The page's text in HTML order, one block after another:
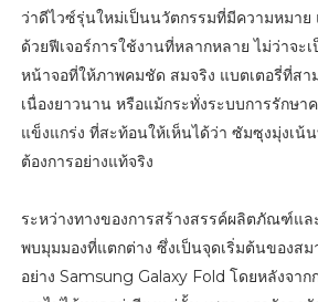
ว่าดีไวซ์รุ่นใหม่เป็นนวัตกรรมที่มีความหมาย
ด้วยฟีเจอร์การใช้งานที่หลากหลาย ไม่ว่าจะ
หน้าจอที่ให้ภาพคมชัด สมจริง แบตเตอรี่ที่สา
เนื่องยาวนาน หรือแม้กระทั่งระบบการรักษา
แข็งแกร่ง ที่สะท้อนให้เห็นได้ว่า ซัมซุงมุ่งเน้
ต้องการอย่างแท้จริง
ระหว่างทางของการสร้างสรรค์ผลิตภัณฑ์แล
พบมุมมองที่แตกต่าง ซึ่งเป็นจุดเริ่มต้นของส
อย่าง Samsung Galaxy Fold โดยหลังจา